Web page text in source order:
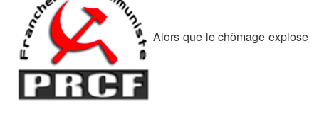
Alors que le chômage explose